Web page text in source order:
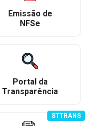
Emissão de
NFSe
Portal da
Transparência
STTRANS